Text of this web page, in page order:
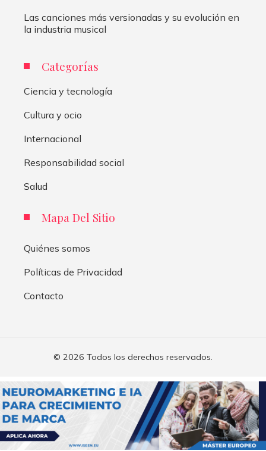
Las canciones más versionadas y su evolución en
la industria musical
Categorías
Ciencia y tecnología
Cultura y ocio
Internacional
Responsabilidad social
Salud
Mapa Del Sitio
Quiénes somos
Políticas de Privacidad
Contacto
© 2026 Todos los derechos reservados.